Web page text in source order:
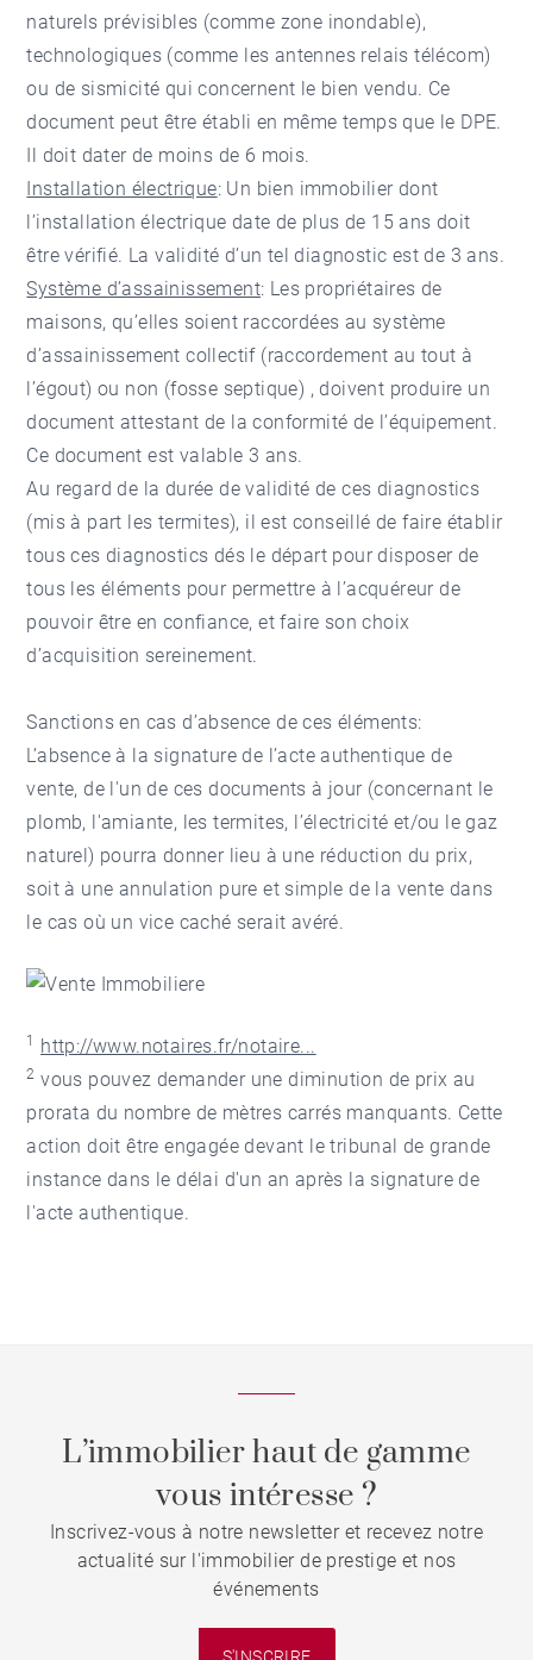
naturels prévisibles (comme zone inondable),
technologiques (comme les antennes relais télécom)
ou de sismicité qui concernent le bien vendu. Ce
document peut être établi en même temps que le DPE.
Il doit dater de moins de 6 mois.
Installation électrique: Un bien immobilier dont
l’installation électrique date de plus de 15 ans doit
être vérifié. La validité d’un tel diagnostic est de 3 ans.
Système d’assainissement: Les propriétaires de
maisons, qu’elles soient raccordées au système
d’assainissement collectif (raccordement au tout à
l’égout) ou non (fosse septique) , doivent produire un
document attestant de la conformité de l’équipement.
Ce document est valable 3 ans.
Au regard de la durée de validité de ces diagnostics
(mis à part les termites), il est conseillé de faire établir
tous ces diagnostics dés le départ pour disposer de
tous les éléments pour permettre à l’acquéreur de
pouvoir être en confiance, et faire son choix
d’acquisition sereinement.
Sanctions en cas d’absence de ces éléments:
L’absence à la signature de l’acte authentique de
vente, de l'un de ces documents à jour (concernant le
plomb, l'amiante, les termites, l’électricité et/ou le gaz
naturel) pourra donner lieu à une réduction du prix,
soit à une annulation pure et simple de la vente dans
le cas où un vice caché serait avéré.
1 http://www.notaires.fr/notaire...
2 vous pouvez demander une diminution de prix au
prorata du nombre de mètres carrés manquants. Cette
action doit être engagée devant le tribunal de grande
instance dans le délai d'un an après la signature de
l'acte authentique.
L’immobilier haut de gamme
vous intéresse ?
Inscrivez-vous à notre newsletter et recevez notre
actualité sur l'immobilier de prestige et nos
événements
S'INSCRIRE